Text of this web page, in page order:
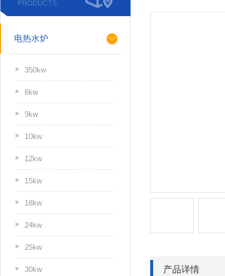
PRODUCTS
电热水炉
350kw
6kw
9kw
10kw
12kw
15kw
18kw
24kw
25kw
30kw 产品详情